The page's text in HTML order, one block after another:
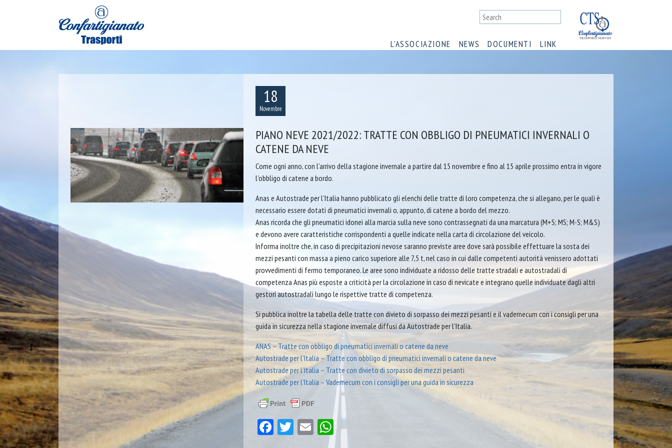
L’ASSOCIAZIONE NEWS DOCUMENTI LINK
18
Novembre
PIANO NEVE 2021/2022: TRATTE CON OBBLIGO DI PNEUMATICI INVERNALI O
CATENE DA NEVE
Come ogni anno, con l’arrivo della stagione invernale a partire dal 15 novembre e fino al 15 aprile prossimo entra in vigore
l’obbligo di catene a bordo.
Anas e Autostrade per l’Italia hanno pubblicato gli elenchi delle tratte di loro competenza, che si allegano, per le quali è
necessario essere dotati di pneumatici invernali o, appunto, di catene a bordo del mezzo.
Anas ricorda che gli pneumatici idonei alla marcia sulla neve sono contrassegnati da una marcatura (M+S; MS; M-S; M&S)
e devono avere caratteristiche corrispondenti a quelle indicate nella carta di circolazione del veicolo.
Informa inoltre che, in caso di precipitazioni nevose saranno previste aree dove sarà possibile effettuare la sosta dei
mezzi pesanti con massa a pieno carico superiore alle 7,5 t, nel caso in cui dalle competenti autorità venissero adottati
provvedimenti di fermo temporaneo. Le aree sono individuate a ridosso delle tratte stradali e autostradali di
competenza Anas più esposte a criticità per la circolazione in caso di nevicate e integrano quelle individuate dagli altri
gestori autostradali lungo le rispettive tratte di competenza.
Si pubblica inoltre la tabella delle tratte con divieto di sorpasso dei mezzi pesanti e il vademecum con i consigli per una
guida in sicurezza nella stagione invernale diffusi da Autostrade per l’Italia.
ANAS – Tratte con obbligo di pneumatici invernali o catene da neve
Autostrade per l’Italia – Tratte con obbligo di pneumatici invernali o catene da neve
Autostrade per l’Italia – Tratte con divieto di sorpasso dei mezzi pesanti
Autostrade per l’Italia – Vademecum con i consigli per una guida in sicurezza
Facebook
Twitter
EmailWhatsApp